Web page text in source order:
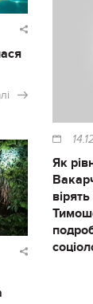
Як